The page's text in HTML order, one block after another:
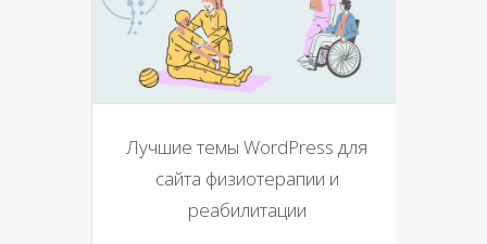
Лучшие темы WordPress для
сайта физиотерапии и
реабилитации